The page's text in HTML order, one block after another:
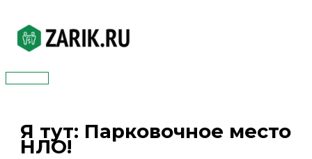
содержимому
Главное
Я тут: Парковочное место
НЛО!